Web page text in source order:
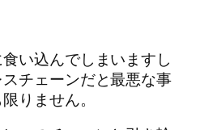
い込んでしまいますし
チェーンだと最悪な事
りません。